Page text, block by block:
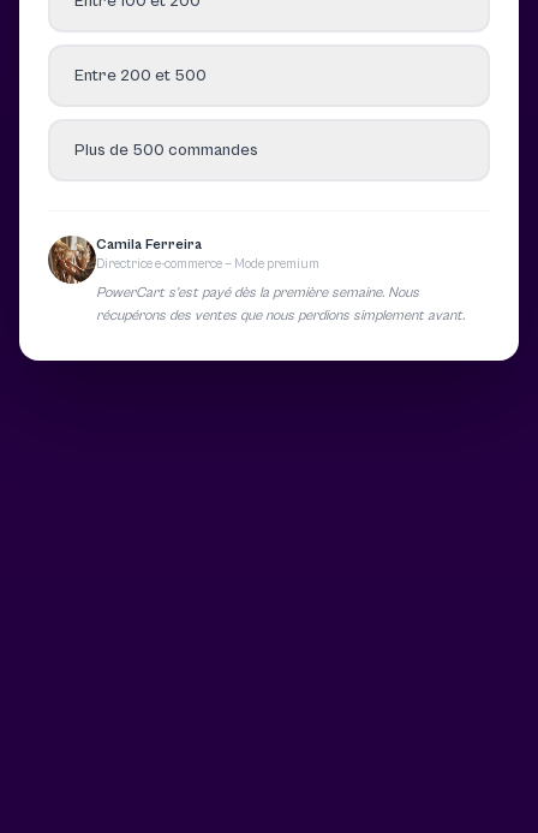
Entre 200 et 500
Plus de 500 commandes
Camila Ferreira
Directrice e-commerce — Mode premium
PowerCart s’est payé dès la première semaine. Nous
récupérons des ventes que nous perdions simplement avant.